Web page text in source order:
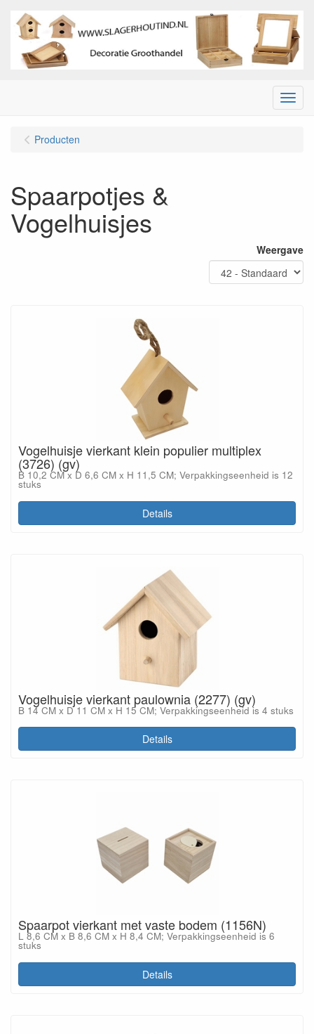
Menu
Producten
Spaarpotjes &
Vogelhuisjes
Weergave
Vogelhuisje vierkant klein populier multiplex
(3726) (gv)
B 10,2 CM x D 6,6 CM x H 11,5 CM; Verpakkingseenheid is 12
stuks
Details
Vogelhuisje vierkant paulownia (2277) (gv)
B 14 CM x D 11 CM x H 15 CM; Verpakkingseenheid is 4 stuks
Details
Spaarpot vierkant met vaste bodem (1156N)
L 8,6 CM x B 8,6 CM x H 8,4 CM; Verpakkingseenheid is 6
stuks
Details